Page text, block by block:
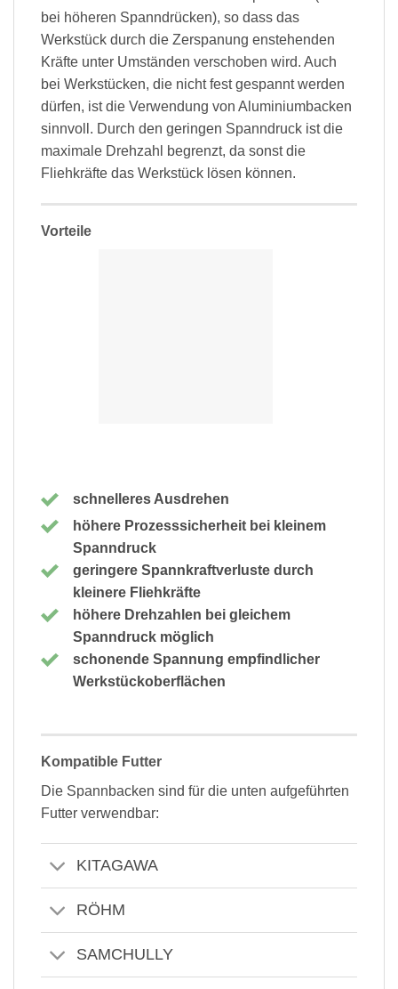
bei höheren Spanndrücken), so dass das
Werkstück durch die Zerspanung enstehenden
Kräfte unter Umständen verschoben wird. Auch
bei Werkstücken, die nicht fest gespannt werden
dürfen, ist die Verwendung von Aluminiumbacken
sinnvoll. Durch den geringen Spanndruck ist die
maximale Drehzahl begrenzt, da sonst die
Fliehkräfte das Werkstück lösen können.
Vorteile
schnelleres Ausdrehen
höhere Prozesssicherheit bei kleinem
Spanndruck
geringere Spannkraftverluste durch
kleinere Fliehkräfte
höhere Drehzahlen bei gleichem
Spanndruck möglich
schonende Spannung empfindlicher
Werkstückoberflächen
Kompatible Futter
Die Spannbacken sind für die unten aufgeführten
Futter verwendbar:
KITAGAWA
RÖHM
SAMCHULLY